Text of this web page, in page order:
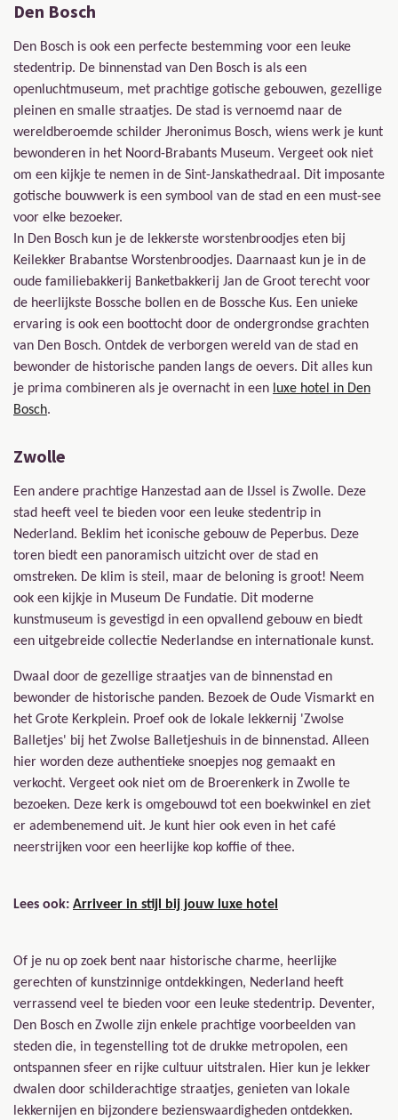
Den Bosch
Den Bosch is ook een perfecte bestemming voor een leuke
stedentrip. De binnenstad van Den Bosch is als een
openluchtmuseum, met prachtige gotische gebouwen, gezellige
pleinen en smalle straatjes. De stad is vernoemd naar de
wereldberoemde schilder Jheronimus Bosch, wiens werk je kunt
bewonderen in het Noord-Brabants Museum. Vergeet ook niet
om een kijkje te nemen in de Sint-Janskathedraal. Dit imposante
gotische bouwwerk is een symbool van de stad en een must-see
voor elke bezoeker.
In Den Bosch kun je de lekkerste worstenbroodjes eten bij
Keilekker Brabantse Worstenbroodjes. Daarnaast kun je in de
oude familiebakkerij Banketbakkerij Jan de Groot terecht voor
de heerlijkste Bossche bollen en de Bossche Kus. Een unieke
ervaring is ook een boottocht door de ondergrondse grachten
van Den Bosch. Ontdek de verborgen wereld van de stad en
bewonder de historische panden langs de oevers. Dit alles kun
je prima combineren als je overnacht in een luxe hotel in Den
Bosch.
Zwolle
Een andere prachtige Hanzestad aan de IJssel is Zwolle. Deze
stad heeft veel te bieden voor een leuke stedentrip in
Nederland. Beklim het iconische gebouw de Peperbus. Deze
toren biedt een panoramisch uitzicht over de stad en
omstreken. De klim is steil, maar de beloning is groot! Neem
ook een kijkje in Museum De Fundatie. Dit moderne
kunstmuseum is gevestigd in een opvallend gebouw en biedt
een uitgebreide collectie Nederlandse en internationale kunst.
Dwaal door de gezellige straatjes van de binnenstad en
bewonder de historische panden. Bezoek de Oude Vismarkt en
het Grote Kerkplein. Proef ook de lokale lekkernij 'Zwolse
Balletjes' bij het Zwolse Balletjeshuis in de binnenstad. Alleen
hier worden deze authentieke snoepjes nog gemaakt en
verkocht. Vergeet ook niet om de Broerenkerk in Zwolle te
bezoeken. Deze kerk is omgebouwd tot een boekwinkel en ziet
er adembenemend uit. Je kunt hier ook even in het café
neerstrijken voor een heerlijke kop koffie of thee.
Lees ook: Arriveer in stijl bij jouw luxe hotel
Of je nu op zoek bent naar historische charme, heerlijke
gerechten of kunstzinnige ontdekkingen, Nederland heeft
verrassend veel te bieden voor een leuke stedentrip. Deventer,
Den Bosch en Zwolle zijn enkele prachtige voorbeelden van
steden die, in tegenstelling tot de drukke metropolen, een
ontspannen sfeer en rijke cultuur uitstralen. Hier kun je lekker
dwalen door schilderachtige straatjes, genieten van lokale
lekkernijen en bijzondere bezienswaardigheden ontdekken.